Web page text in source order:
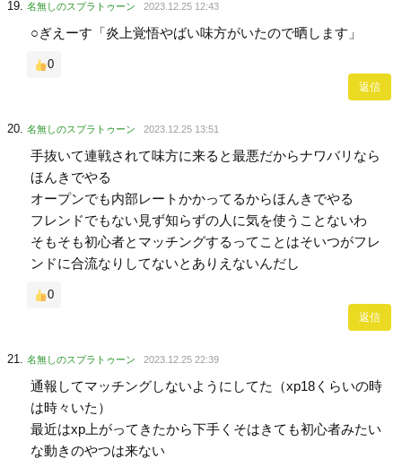
名無しのスプラトゥーン 2023.12.25 12:43
○ぎえーす「炎上覚悟やばい味方がいたので晒します」
0
返信
名無しのスプラトゥーン 2023.12.25 13:51
手抜いて連戦されて味方に来ると最悪だからナワバリなら
ほんきでやる
オープンでも内部レートかかってるからほんきでやる
フレンドでもない見ず知らずの人に気を使うことないわ
そもそも初心者とマッチングするってことはそいつがフレ
ンドに合流なりしてないとありえないんだし
0
返信
名無しのスプラトゥーン 2023.12.25 22:39
通報してマッチングしないようにしてた（xp18くらいの時
は時々いた）
最近はxp上がってきたから下手くそはきても初心者みたい
な動きのやつは来ない